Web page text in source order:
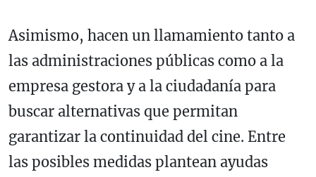
Asimismo, hacen un llamamiento tanto a
las administraciones públicas como a la
empresa gestora y a la ciudadanía para
buscar alternativas que permitan
garantizar la continuidad del cine. Entre
las posibles medidas plantean ayudas